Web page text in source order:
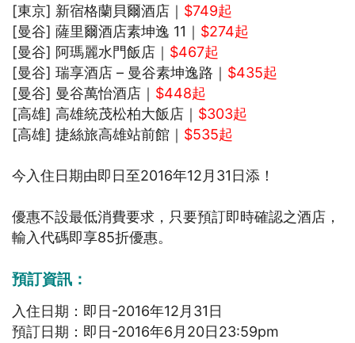
[東京] 新宿格蘭貝爾酒店｜ $749起
[曼谷] 薩里爾酒店素坤逸 11｜ $274起
[曼谷] 阿瑪麗水門飯店｜ $467起
[曼谷] 瑞享酒店 – 曼谷素坤逸路｜ $435起
[曼谷] 曼谷萬怡酒店｜ $448起
[高雄] 高雄統茂松柏大飯店｜ $303起
[高雄] 捷絲旅高雄站前館｜ $535起
今入住日期由即日至2016年12月31日添！
優惠不設最低消費要求，只要預訂即時確認之酒店，
輸入代碼即享85折優惠。
預訂資訊：
入住日期：即日-2016年12月31日
預訂日期：即日-2016年6月20日23:59pm